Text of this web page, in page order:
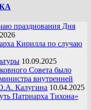
празднования Дня
Кирилла по случаю
10.09.2025
Совета было
внутренней
Калугина 10.04.2025
Патриарха Тихона»